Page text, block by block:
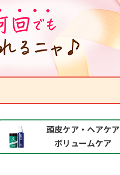
頭皮ケア・ヘアケア
ボリュームケア